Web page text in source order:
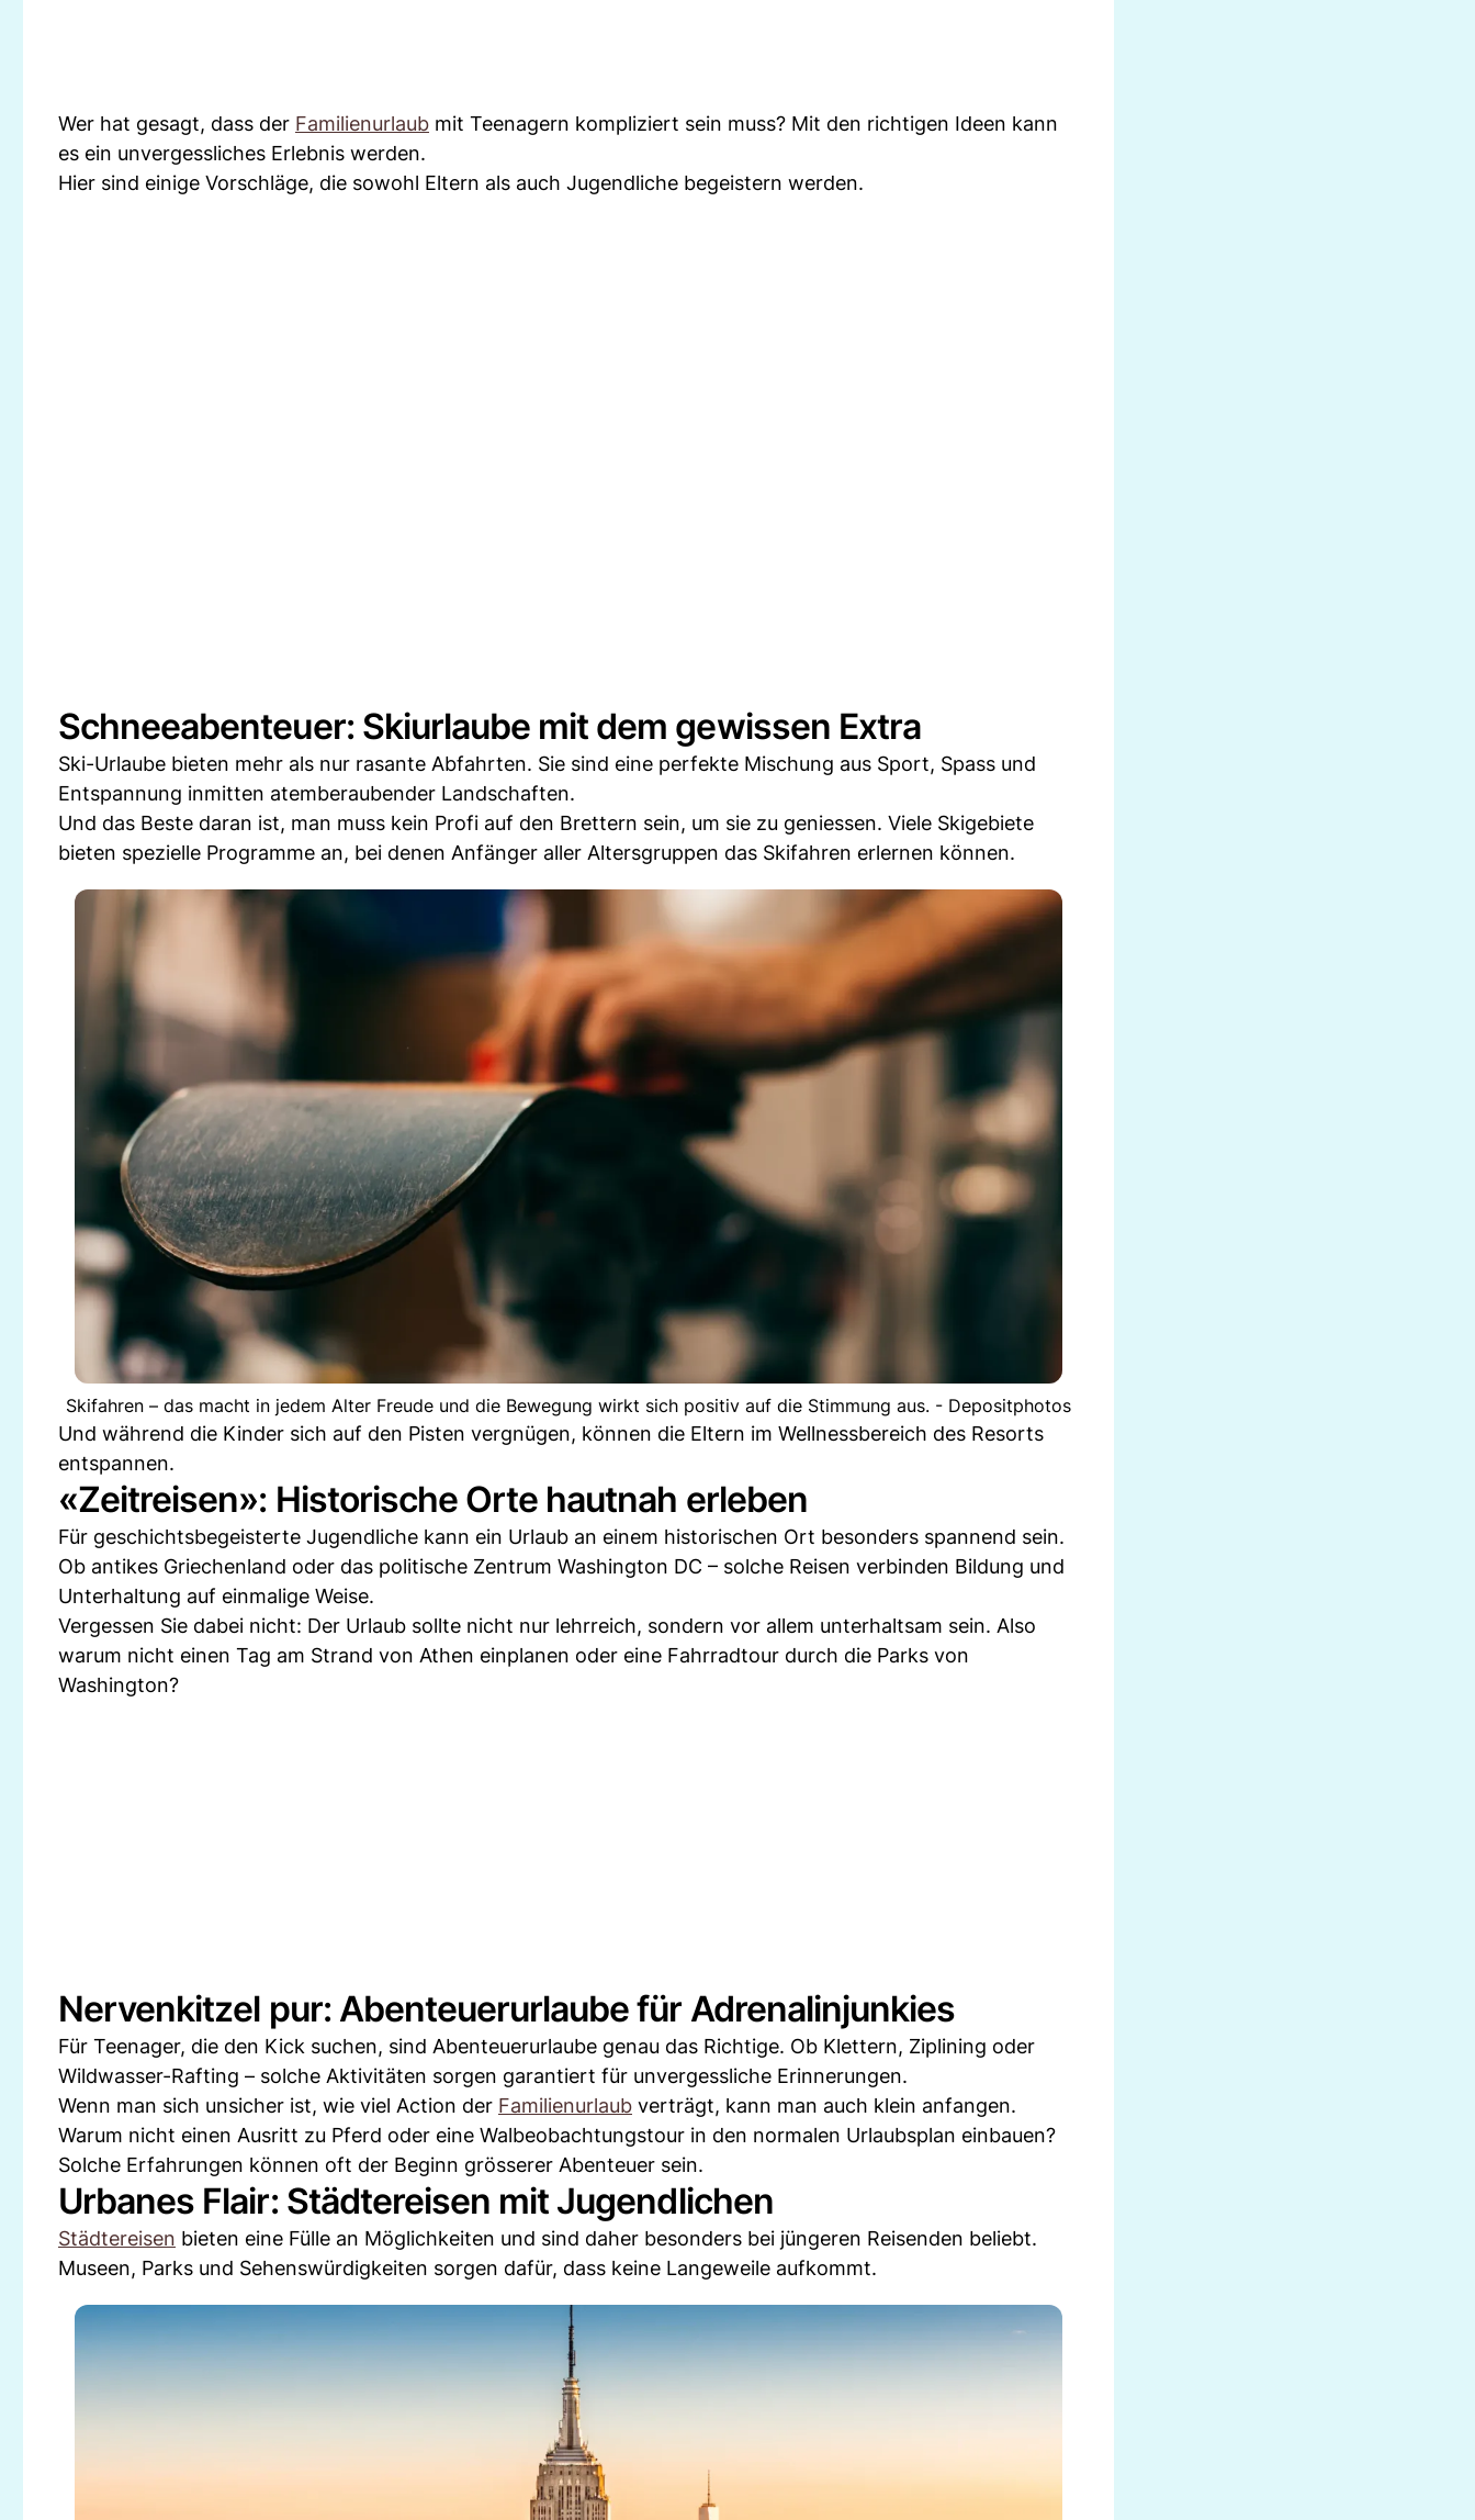
Wer hat gesagt, dass der Familienurlaub mit Teenagern kompliziert sein muss? Mit den richtigen Ideen kann
es ein unvergessliches Erlebnis werden.
Hier sind einige Vorschläge, die sowohl Eltern als auch Jugendliche begeistern werden.
Schneeabenteuer: Skiurlaube mit dem gewissen Extra
Ski-Urlaube bieten mehr als nur rasante Abfahrten. Sie sind eine perfekte Mischung aus Sport, Spass und
Entspannung inmitten atemberaubender Landschaften.
Und das Beste daran ist, man muss kein Profi auf den Brettern sein, um sie zu geniessen. Viele Skigebiete
bieten spezielle Programme an, bei denen Anfänger aller Altersgruppen das Skifahren erlernen können.
Skifahren – das macht in jedem Alter Freude und die Bewegung wirkt sich positiv auf die Stimmung aus. - Depositphotos
Und während die Kinder sich auf den Pisten vergnügen, können die Eltern im Wellnessbereich des Resorts
entspannen.
«Zeitreisen»: Historische Orte hautnah erleben
Für geschichtsbegeisterte Jugendliche kann ein Urlaub an einem historischen Ort besonders spannend sein.
Ob antikes Griechenland oder das politische Zentrum Washington DC – solche Reisen verbinden Bildung und
Unterhaltung auf einmalige Weise.
Vergessen Sie dabei nicht: Der Urlaub sollte nicht nur lehrreich, sondern vor allem unterhaltsam sein. Also
warum nicht einen Tag am Strand von Athen einplanen oder eine Fahrradtour durch die Parks von
Washington?
Nervenkitzel pur: Abenteuerurlaube für Adrenalinjunkies
Für Teenager, die den Kick suchen, sind Abenteuerurlaube genau das Richtige. Ob Klettern, Ziplining oder
Wildwasser-Rafting – solche Aktivitäten sorgen garantiert für unvergessliche Erinnerungen.
Wenn man sich unsicher ist, wie viel Action der Familienurlaub verträgt, kann man auch klein anfangen.
Warum nicht einen Ausritt zu Pferd oder eine Walbeobachtungstour in den normalen Urlaubsplan einbauen?
Solche Erfahrungen können oft der Beginn grösserer Abenteuer sein.
Urbanes Flair: Städtereisen mit Jugendlichen
Städtereisen bieten eine Fülle an Möglichkeiten und sind daher besonders bei jüngeren Reisenden beliebt.
Museen, Parks und Sehenswürdigkeiten sorgen dafür, dass keine Langeweile aufkommt.